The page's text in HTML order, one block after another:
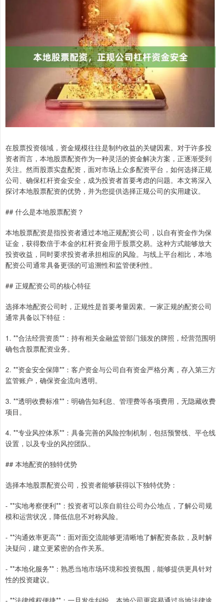
在股票投资领域，资金规模往往是制约收益的关键因素。对于许多投
资者而言，本地股票配资作为一种灵活的资金解决方案，正逐渐受到
关注。然而股票实盘配资，面对市场上众多配资平台，如何选择正规
公司、确保杠杆资金安全，成为投资者首要考虑的问题。本文将深入
探讨本地股票配资的优势，并为您提供选择正规公司的实用建议。
## 什么是本地股票配资？
本地股票配资是指投资者通过本地正规配资公司，以自有资金作为保
证金，获得数倍于本金的杠杆资金用于股票交易。这种方式能够放大
投资收益，同时要求投资者承担相应的风险。与线上平台相比，本地
配资公司通常具备更强的可追溯性和监管便利性。
## 正规配资公司的核心特征
选择本地配资公司时，正规性是首要考量因素。一家正规的配资公司
通常具备以下特征：
1. **合法经营资质**：持有相关金融监管部门颁发的牌照，经营范围明
确包含股票配资业务。
2. **资金安全保障**：客户资金与公司自有资金严格分离，存入第三方
监管账户，确保资金流向透明。
3. **透明收费标准**：明确告知利息、管理费等各项费用，无隐藏收费
项目。
4. **专业风控体系**：具备完善的风险控制机制，包括预警线、平仓线
设置，以及专业的风控团队。
## 本地配资的独特优势
选择本地股票配资公司，投资者能够获得以下独特优势：
- **实地考察便利**：投资者可以亲自前往公司办公地点，了解公司规
模和运营状况，降低信息不对称风险。
- **沟通效率更高**：面对面交流能够更清晰地了解配资条款，及时解
决疑问，建立更紧密的合作关系。
- **本地化服务**：熟悉当地市场环境和投资氛围，能够提供更具针对
性的投资建议。